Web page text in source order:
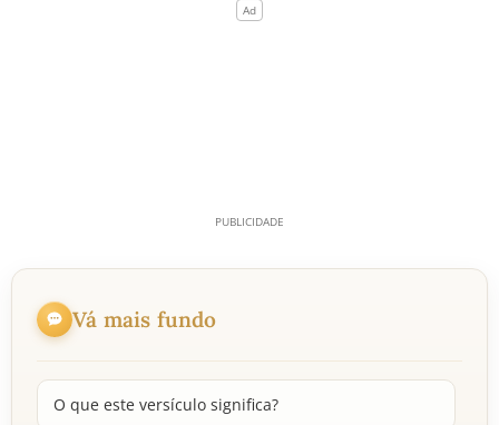
Vá mais fundo
O que este versículo significa?